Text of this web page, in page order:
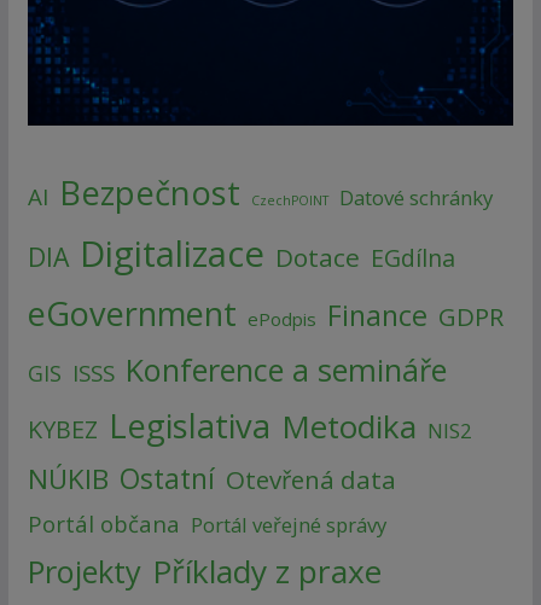
AI Bezpečnost CzechPOINT Datové schránky
DIA Digitalizace Dotace EGdílna
eGovernment ePodpis Finance GDPR
GIS ISSS Konference a semináře
KYBEZ Legislativa Metodika NIS2
NÚKIB Ostatní Otevřená data
Portál občana Portál veřejné správy
Projekty Příklady z praxe